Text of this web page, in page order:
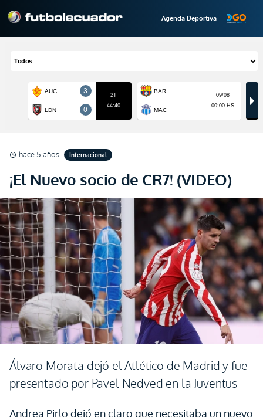
Agenda Deportiva
schedule hace 5 años Internacional
¡El Nuevo socio de CR7! (VIDEO)
Álvaro Morata dejó el Atlético de Madrid y fue
presentado por Pavel Nedved en la Juventus
Andrea Pirlo dejó en claro que necesitaba un nuevo